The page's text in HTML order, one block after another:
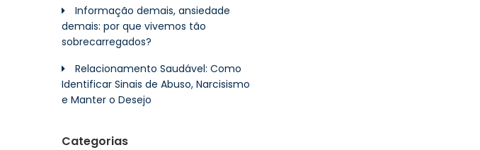
Informação demais, ansiedade
demais: por que vivemos tão
sobrecarregados?
Relacionamento Saudável: Como
Identificar Sinais de Abuso, Narcisismo
e Manter o Desejo
Categorias